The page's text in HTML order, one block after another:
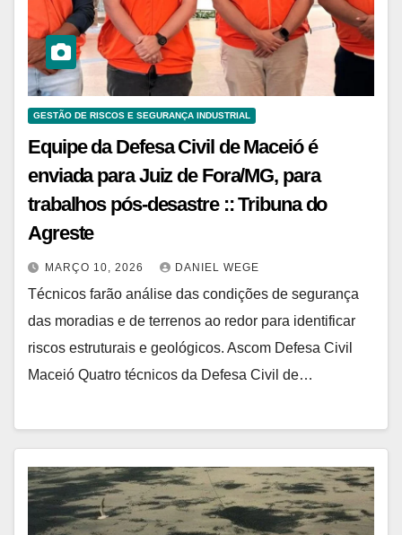
GESTÃO DE RISCOS E SEGURANÇA INDUSTRIAL
Equipe da Defesa Civil de Maceió é
enviada para Juiz de Fora/MG, para
trabalhos pós-desastre :: Tribuna do
Agreste
MARÇO 10, 2026 DANIEL WEGE
Técnicos farão análise das condições de segurança
das moradias e de terrenos ao redor para identificar
riscos estruturais e geológicos. Ascom Defesa Civil
Maceió Quatro técnicos da Defesa Civil de…